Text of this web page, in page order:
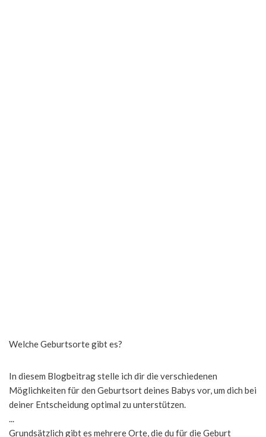
Welche Geburtsorte gibt es?
In diesem Blogbeitrag stelle ich dir die verschiedenen
Möglichkeiten für den Geburtsort deines Babys vor, um dich bei
deiner Entscheidung optimal zu unterstützen.
...
Grundsätzlich gibt es mehrere Orte, die du für die Geburt